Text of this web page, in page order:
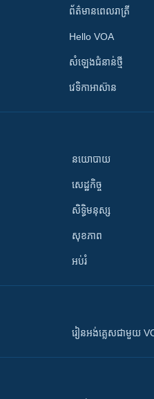
ព័ត៌មាន​​ពេល​រាត្រី
Hello VOA
សំឡេង​ជំនាន់​ថ្មី
វេទិកា​អាស៊ាន
នយោបាយ
សេដ្ឋកិច្ច
សិទ្ធិមនុស្ស
សុខភាព
អប់រំ
រៀន​​​​​​អង់គ្លេស​​ជាមួយ